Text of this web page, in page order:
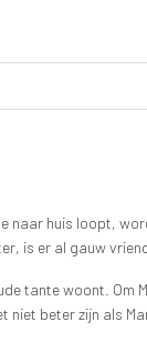
naar huis loopt,
is er al gauw
tante woont. Om
beter zijn als